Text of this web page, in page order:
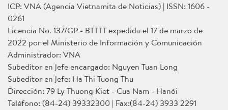
ICP: VNA (Agencia Vietnamita de Noticias) | ISSN: 1606 -
0261
Licencia No. 137/GP - BTTTT expedida el 17 de marzo de
2022 por el Ministerio de Información y Comunicación
Administrador: VNA
Subeditor en jefe encargado: Nguyen Tuan Long
Subeditor en jefe: Ha Thi Tuong Thu
Dirección: 79 Ly Thuong Kiet - Cua Nam - Hanói
Teléfono: (84-24) 39332300 | Fax:(84-24) 3933 2291